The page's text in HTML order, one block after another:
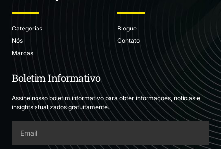
Categorias
Nós
Marcas
Blogue
Contato
Boletim Informativo
Assine nosso boletim informativo para obter informações, notícias e
insights atualizados gratuitamente.